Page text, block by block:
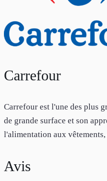
Carrefour
Carrefour est l'une des plus
de grande surface et son
l'alimentation aux
Avis